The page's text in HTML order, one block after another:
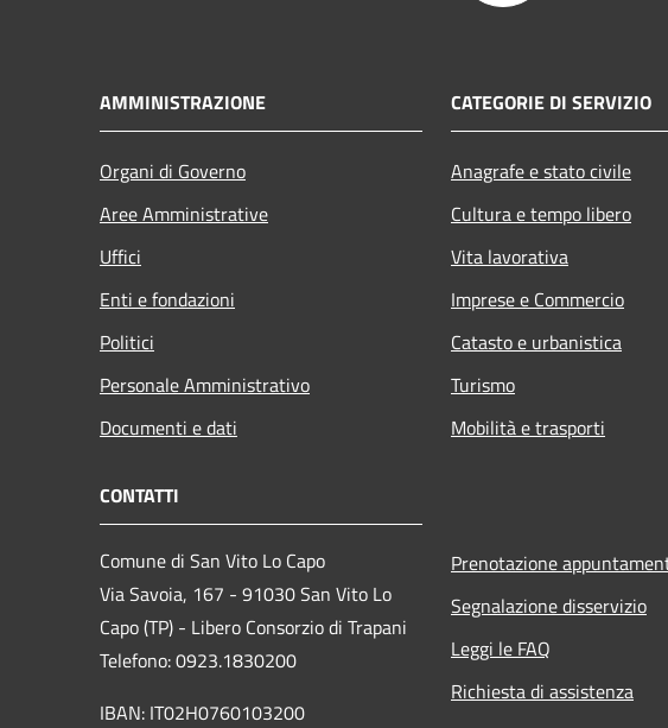
AMMINISTRAZIONE
Organi di Governo
Aree Amministrative
Uffici
Enti e fondazioni
Politici
Personale Amministrativo
Documenti e dati
CATEGORIE DI SERVIZIO
Anagrafe e stato civile
Cultura e tempo libero
Vita lavorativa
Imprese e Commercio
Catasto e urbanistica
Turismo
Mobilità e trasporti
CONTATTI
Comune di San Vito Lo Capo
Via Savoia, 167 - 91030 San Vito Lo
Capo (TP) - Libero Consorzio di Trapani
Telefono: 0923.1830200
IBAN: IT02H0760103200
Prenotazione
Segnalazione disservizio
Leggi le FAQ
Richiesta di assistenza